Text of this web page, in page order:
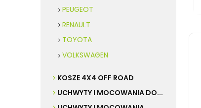
PEUGEOT
RENAULT
TOYOTA
VOLKSWAGEN
KOSZE 4X4 OFF ROAD
UCHWYTY I MOCOWANIA DO...